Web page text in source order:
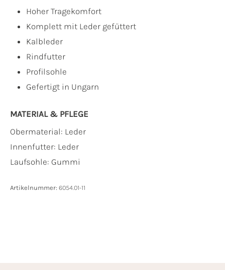
Hoher Tragekomfort
Komplett mit Leder gefüttert
Kalbleder
Rindfutter
Profilsohle
Gefertigt in Ungarn
MATERIAL & PFLEGE
Obermaterial: Leder
Innenfutter: Leder
Laufsohle: Gummi
Artikelnummer: 6054.01-11